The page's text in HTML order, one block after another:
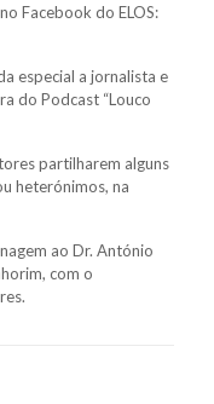
Facebook do ELOS:
especial a jornalista e
do Podcast “Louco
partilharem alguns
heterónimos, na
ao Dr. António
com o